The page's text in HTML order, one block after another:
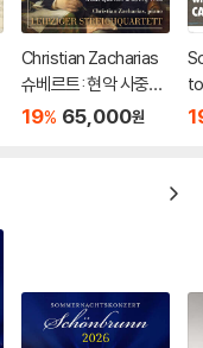
Christian Zacharias
슈베르트: 현악 사중주
전곡 외 (Schubert: C
19% 65,000원